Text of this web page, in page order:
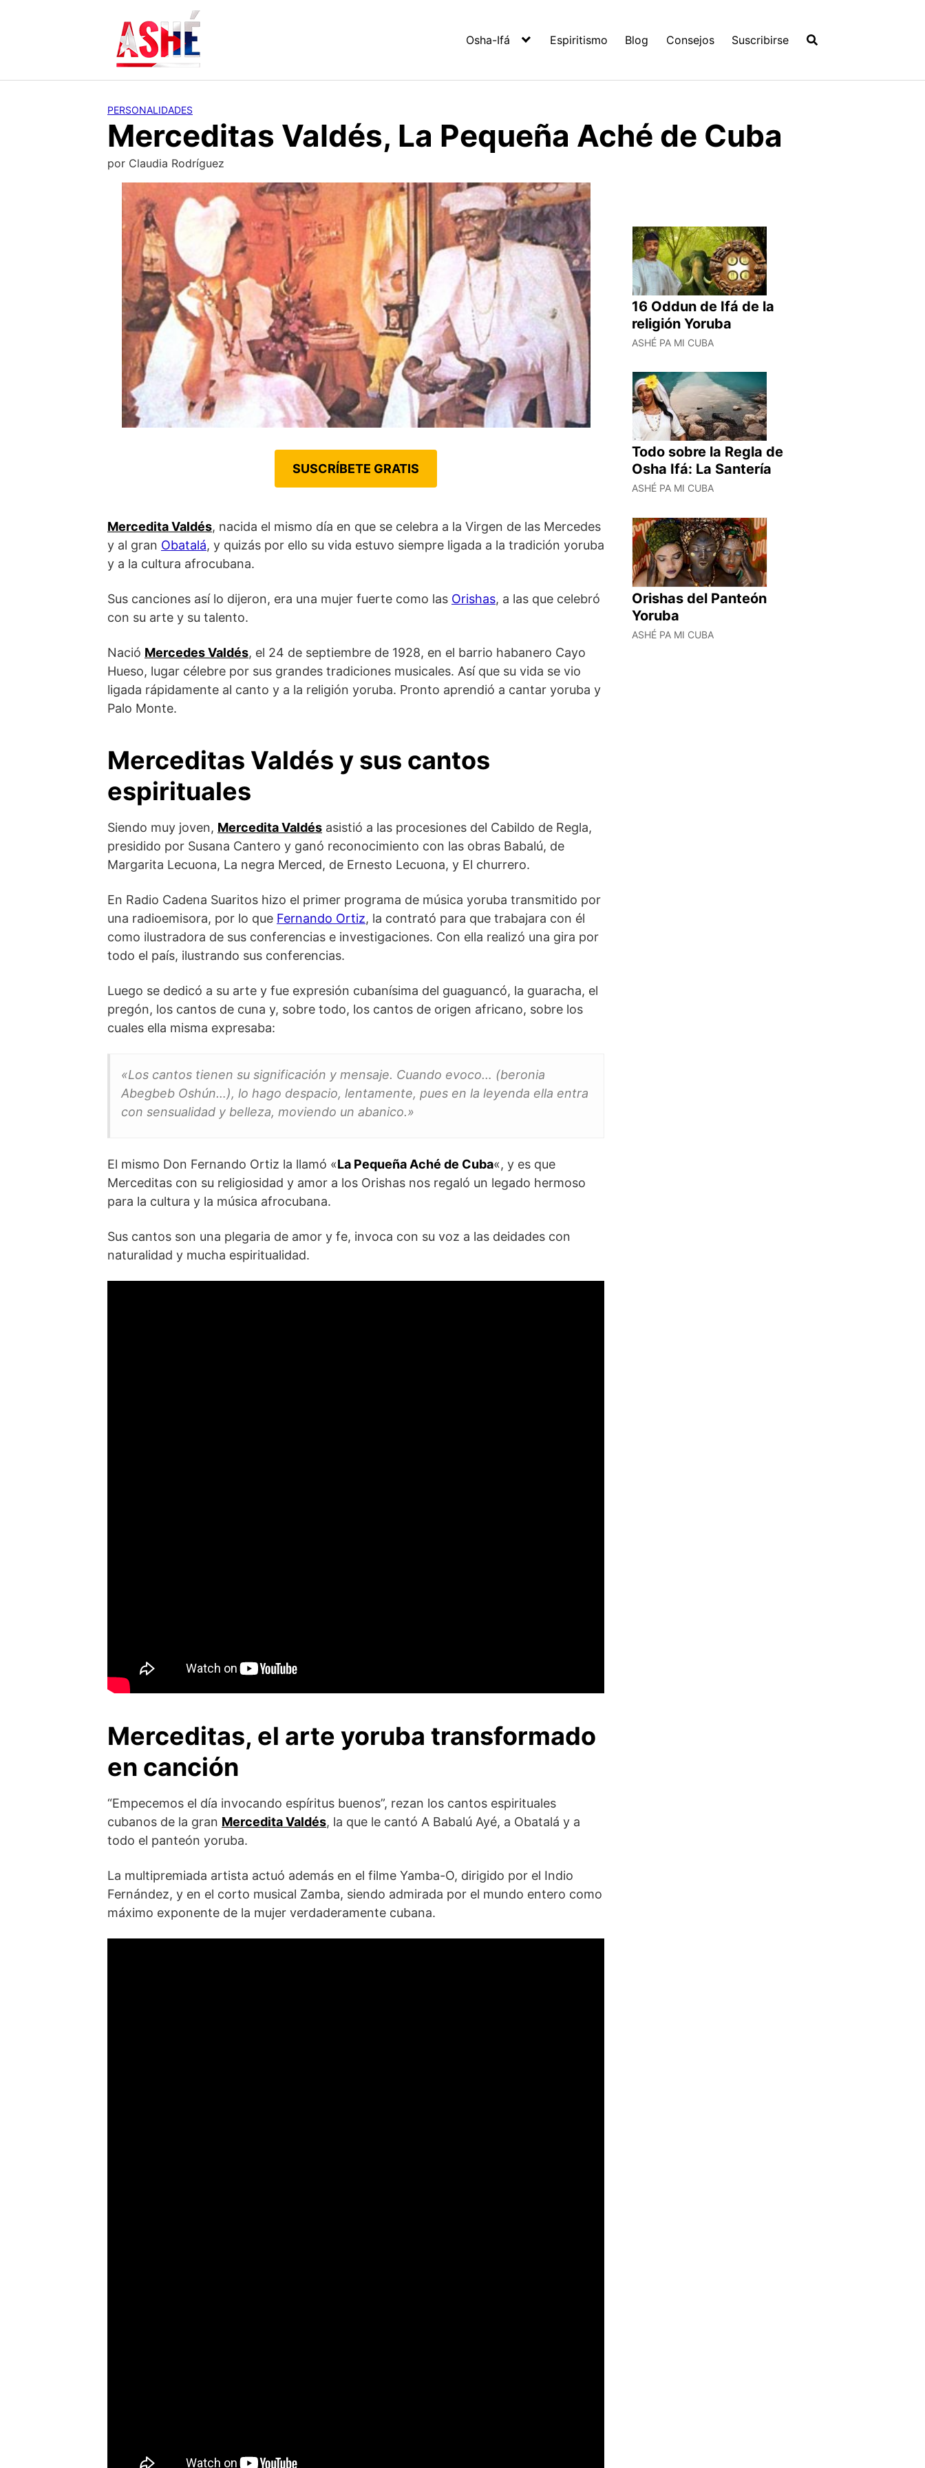
Osha-Ifá Espiritismo Blog Consejos Suscribirse
PERSONALIDADES
Merceditas Valdés, La Pequeña Aché de Cuba
por Claudia Rodríguez
SUSCRÍBETE GRATIS
Mercedita Valdés, nacida el mismo día en que se celebra a la Virgen de las Mercedes
y al gran Obatalá, y quizás por ello su vida estuvo siempre ligada a la tradición yoruba
y a la cultura afrocubana.
Sus canciones así lo dijeron, era una mujer fuerte como las Orishas, a las que celebró
con su arte y su talento.
Nació Mercedes Valdés, el 24 de septiembre de 1928, en el barrio habanero Cayo
Hueso, lugar célebre por sus grandes tradiciones musicales. Así que su vida se vio
ligada rápidamente al canto y a la religión yoruba. Pronto aprendió a cantar yoruba y
Palo Monte.
Merceditas Valdés y sus cantos
espirituales
Siendo muy joven, Mercedita Valdés asistió a las procesiones del Cabildo de Regla,
presidido por Susana Cantero y ganó reconocimiento con las obras Babalú, de
Margarita Lecuona, La negra Merced, de Ernesto Lecuona, y El churrero.
En Radio Cadena Suaritos hizo el primer programa de música yoruba transmitido por
una radioemisora, por lo que Fernando Ortiz, la contrató para que trabajara con él
como ilustradora de sus conferencias e investigaciones. Con ella realizó una gira por
todo el país, ilustrando sus conferencias.
Luego se dedicó a su arte y fue expresión cubanísima del guaguancó, la guaracha, el
pregón, los cantos de cuna y, sobre todo, los cantos de origen africano, sobre los
cuales ella misma expresaba:
«Los cantos tienen su significación y mensaje. Cuando evoco… (beronia
Abegbeb Oshún…), lo hago despacio, lentamente, pues en la leyenda ella entra
con sensualidad y belleza, moviendo un abanico.»
El mismo Don Fernando Ortiz la llamó «La Pequeña Aché de Cuba«, y es que
Merceditas con su religiosidad y amor a los Orishas nos regaló un legado hermoso
para la cultura y la música afrocubana.
Sus cantos son una plegaria de amor y fe, invoca con su voz a las deidades con
naturalidad y mucha espiritualidad.
Merceditas, el arte yoruba transformado
en canción
“Empecemos el día invocando espíritus buenos”, rezan los cantos espirituales
cubanos de la gran Mercedita Valdés, la que le cantó A Babalú Ayé, a Obatalá y a
todo el panteón yoruba.
La multipremiada artista actuó además en el filme Yamba-O, dirigido por el Indio
Fernández, y en el corto musical Zamba, siendo admirada por el mundo entero como
máximo exponente de la mujer verdaderamente cubana.
16 Oddun de Ifá de la
religión Yoruba
ASHÉ PA MI CUBA
Todo sobre la Regla de
Osha Ifá: La Santería
ASHÉ PA MI CUBA
Orishas del Panteón
Yoruba
ASHÉ PA MI CUBA